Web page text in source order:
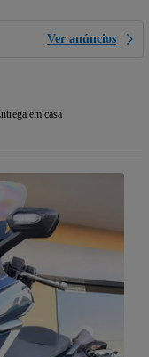
Ver anúncios
em casa